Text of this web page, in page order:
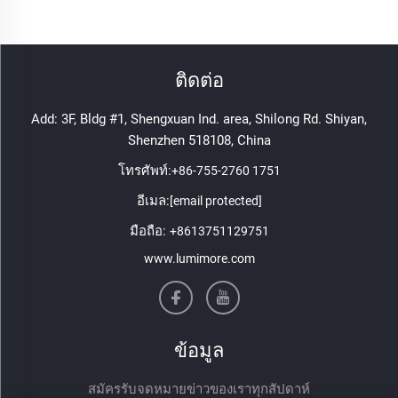
ติดต่อ
Add: 3F, Bldg #1, Shengxuan Ind. area, Shilong Rd. Shiyan,
Shenzhen 518108, China
โทรศัพท์:+86-755-2760 1751
อีเมล:[email protected]
มือถือ: +8613751129751
www.lumimore.com
ข้อมูล
สมัครรับจดหมายข่าวของเราทุกสัปดาห์